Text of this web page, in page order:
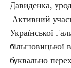
Давиденка,
Активний
Української
більшовицької
буквально